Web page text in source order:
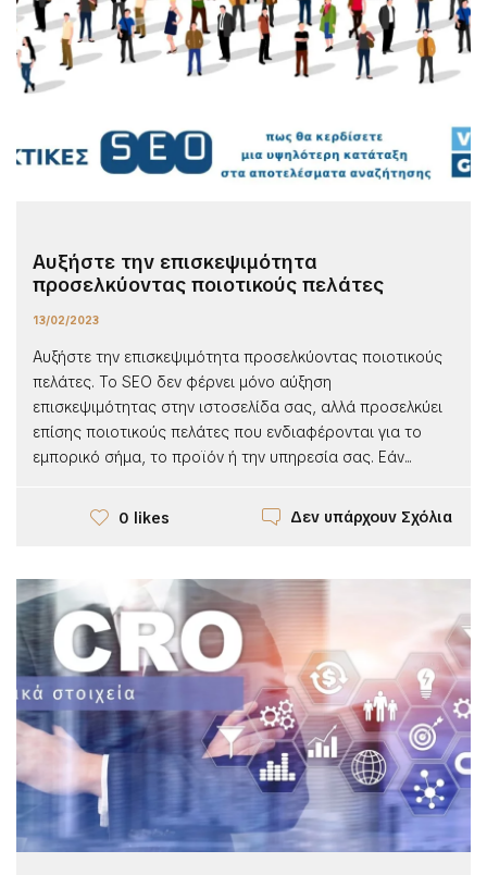
Αυξήστε την επισκεψιμότητα
προσελκύοντας ποιοτικούς πελάτες
13/02/2023
Αυξήστε την επισκεψιμότητα προσελκύοντας ποιοτικούς
πελάτες. Το SEO δεν φέρνει μόνο αύξηση
επισκεψιμότητας στην ιστοσελίδα σας, αλλά προσελκύει
επίσης ποιοτικούς πελάτες που ενδιαφέρονται για το
εμπορικό σήμα, το προϊόν ή την υπηρεσία σας. Εάν...
0 likes Δεν υπάρχουν Σχόλια